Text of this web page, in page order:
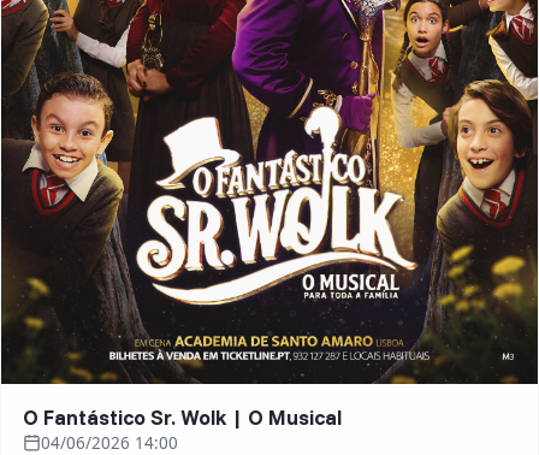
O Fantástico Sr. Wolk | O Musical
04/06/2026 14:00